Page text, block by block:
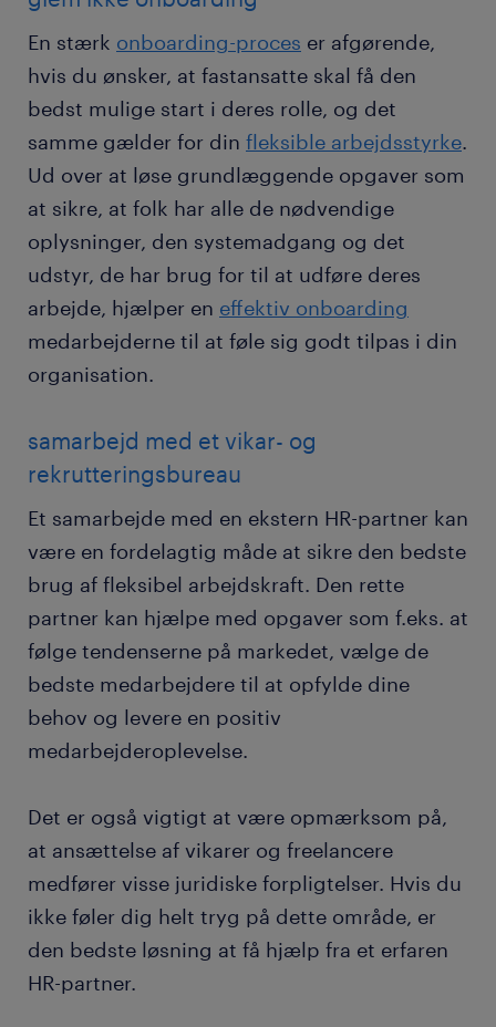
En stærk onboarding-proces er afgørende,
hvis du ønsker, at fastansatte skal få den
bedst mulige start i deres rolle, og det
samme gælder for din fleksible arbejdsstyrke.
Ud over at løse grundlæggende opgaver som
at sikre, at folk har alle de nødvendige
oplysninger, den systemadgang og det
udstyr, de har brug for til at udføre deres
arbejde, hjælper en effektiv onboarding
medarbejderne til at føle sig godt tilpas i din
organisation.
samarbejd med et vikar- og
rekrutteringsbureau
Et samarbejde med en ekstern HR-partner kan
være en fordelagtig måde at sikre den bedste
brug af fleksibel arbejdskraft. Den rette
partner kan hjælpe med opgaver som f.eks. at
følge tendenserne på markedet, vælge de
bedste medarbejdere til at opfylde dine
behov og levere en positiv
medarbejderoplevelse.
Det er også vigtigt at være opmærksom på,
at ansættelse af vikarer og freelancere
medfører visse juridiske forpligtelser. Hvis du
ikke føler dig helt tryg på dette område, er
den bedste løsning at få hjælp fra et erfaren
HR-partner.